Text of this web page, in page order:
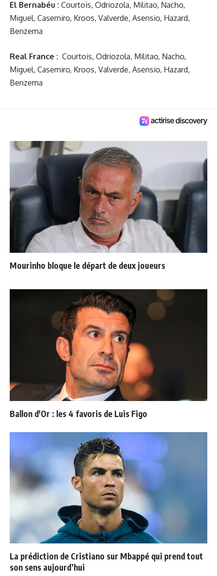
El Bernabéu : Courtois, Odriozola, Militao, Nacho,
Miguel, Casemiro, Kroos, Valverde, Asensio, Hazard,
Benzema
Real France : Courtois, Odriozola, Militao, Nacho,
Miguel, Casemiro, Kroos, Valverde, Asensio, Hazard,
Benzema
Mourinho bloque le départ de deux joueurs
Ballon d'Or : les 4 favoris de Luis Figo
La prédiction de Cristiano sur Mbappé qui prend tout
son sens aujourd’hui